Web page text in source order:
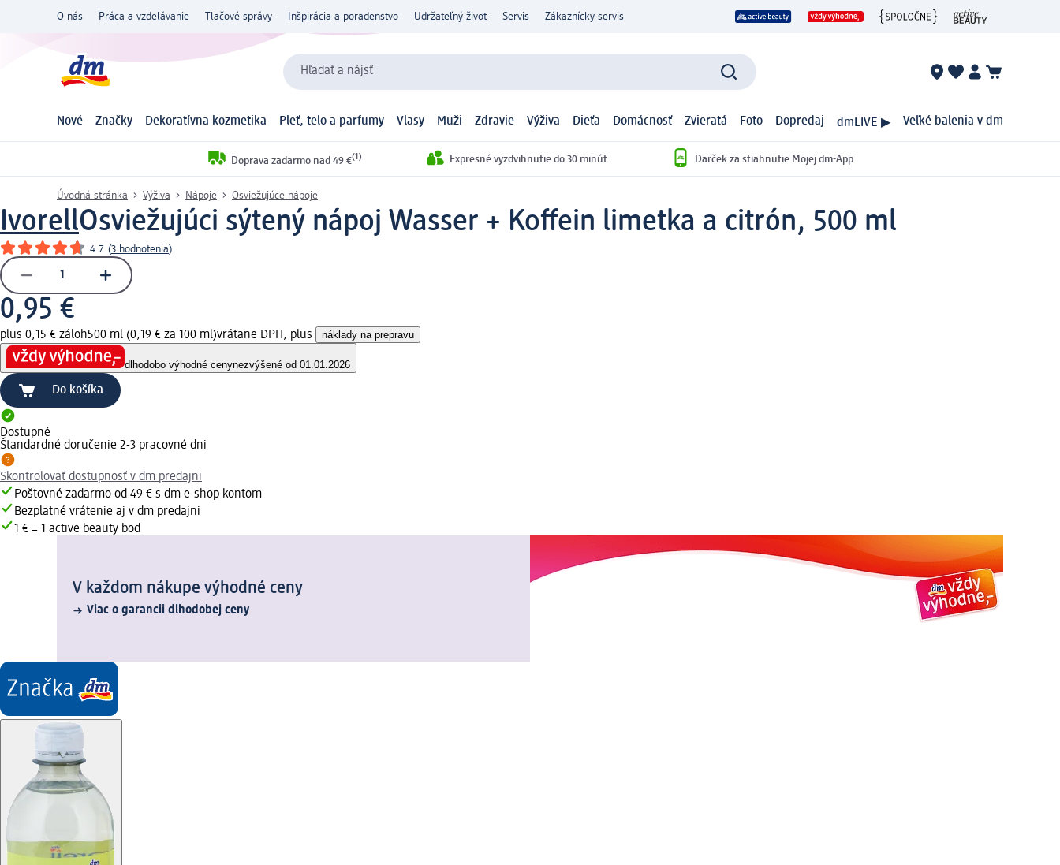
O nás Práca a vzdelávanie Tlačové správy Inšpirácia a poradenstvo Udržateľný život Servis Zákaznícky servis
Hľadať a nájsť
Nové Značky Dekoratívna kozmetika Pleť, telo a parfumy Vlasy Muži Zdravie Výživa Dieťa Domácnosť Zvieratá Foto Dopredaj dmLIVE ▶ Veľké balenia v dm
Doprava zadarmo nad 49 €(1) Expresné vyzdvihnutie do 30 minút Darček za stiahnutie Mojej dm-App
Úvodná stránka Výživa Nápoje Osviežujúce nápoje
IvorellOsviežujúci sýtený nápoj Wasser + Koffein limetka a citrón, 500 ml
4.7 (3 hodnotenia)
0,95 €
plus 0,15 € záloh500 ml (0,19 € za 100 ml)vrátane DPH, plus náklady na prepravu
dlhodobo výhodné cenynezvýšené od 01.01.2026
Do košíka
Dostupné
Štandardné doručenie 2-3 pracovné dni
Skontrolovať dostupnosť v dm predajni
Poštovné zadarmo od 49 € s dm e-shop kontom
Bezplatné vrátenie aj v dm predajni
1 € = 1 active beauty bod
V každom nákupe výhodné ceny
Viac o garancii dlhodobej ceny